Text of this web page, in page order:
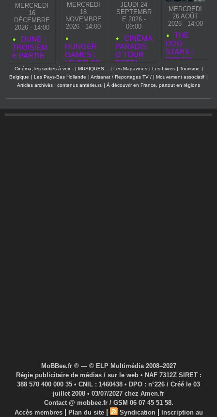
MERCREDI
16
DÉCEMBRE
2026 - 14:00
DUNE :
TROISIÈM
E PARTIE
MERCREDI
18
NOVEMBRE
2026 - 14:00
HUNGER
GAMES :
LEVER DE
SOLEIL
SUR LA
MOISSON
QUELL
JEUDI 24
SEPTEMBR
E 2026 -
09:00
CINÉMA
PARADIS
O TOUR
EIFFEL :
MERCREDI
26 AOÛT
2026 - 14:00
THE
DOG
STARS :
RIDLEY
SCOTT
SIGNE UN
SURVIVAL
RSANT ET
LUMINEUX
Cinéma, les sorties à voir : | MUSIQUES... | Les Magazines | Les Livres | Tourisme |
Belgique | Les Pays-Bas Hollande | Artisanat / Reportages TV / | Mouvement associatif |
Articles archivés : contenus antérieurs | À découvrir en France, partout en régions
MoBBee.fr ® — © ELP Multimédia 2008–2027
Régie publicitaire de médias / sur le web • NAF 7312Z SIRET :
388 570 400 000 35 • CNIL : 1460438 • DPO : n°226 / Créé le 03
juillet 2008 • 03/07/2027 chez Amen.fr
Contact @ mobbee.fr / GSM 06 07 45 51 58.
Accès membres | Plan du site | Syndication | Inscription au